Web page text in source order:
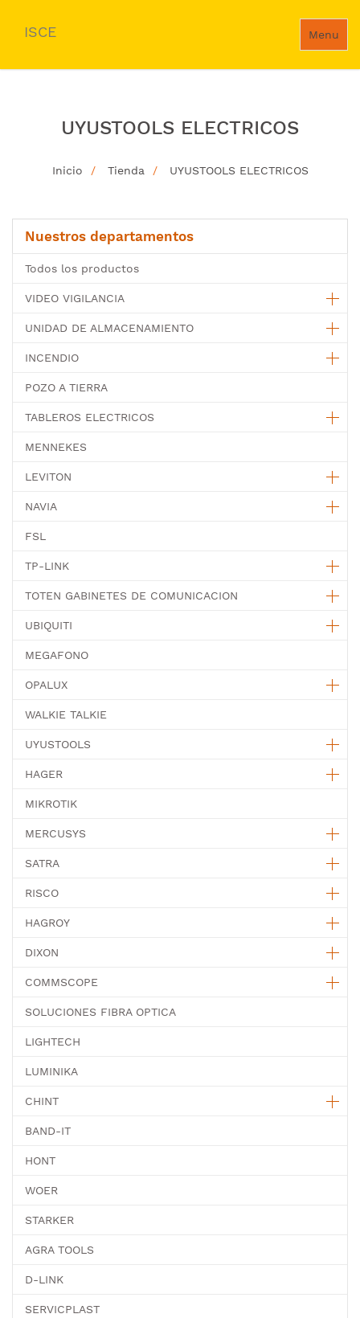
Menu
ISCE
UYUSTOOLS ELECTRICOS
Inicio Tienda UYUSTOOLS ELECTRICOS
Nuestros departamentos
Todos los productos
VIDEO VIGILANCIA
UNIDAD DE ALMACENAMIENTO
INCENDIO
POZO A TIERRA
TABLEROS ELECTRICOS
MENNEKES
LEVITON
NAVIA
FSL
TP-LINK
TOTEN GABINETES DE COMUNICACION
UBIQUITI
MEGAFONO
OPALUX
WALKIE TALKIE
UYUSTOOLS
HAGER
MIKROTIK
MERCUSYS
SATRA
RISCO
HAGROY
DIXON
COMMSCOPE
SOLUCIONES FIBRA OPTICA
LIGHTECH
LUMINIKA
CHINT
BAND-IT
HONT
WOER
STARKER
AGRA TOOLS
D-LINK
SERVICPLAST